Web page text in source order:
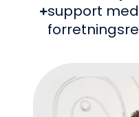
support